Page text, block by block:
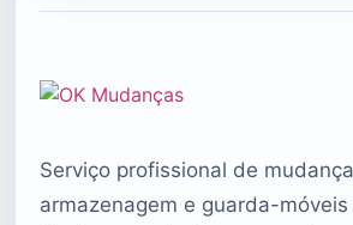
Serviço profissional de
armazenagem e guarda-